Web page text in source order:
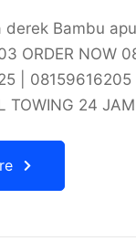
derek Bambu
ORDER NOW
| 08159616205
TOWING 24